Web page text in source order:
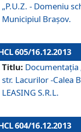
„P.U.Z. - Domeniu
Municipiul Braşov.
605/16.12.2013
Titlu: Documentaţia
str. Lacurilor -Calea
LEASING S.R.L.
604/16.12.2013